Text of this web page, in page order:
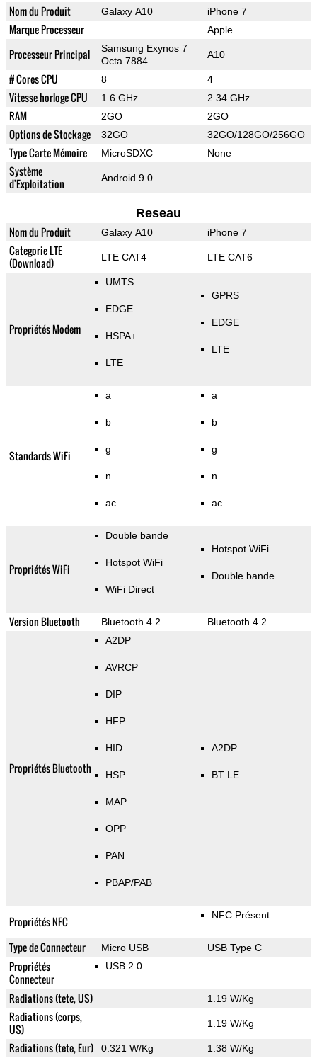
Nom du Produit Galaxy A10 iPhone 7
Marque Processeur Apple
Processeur Principal
Samsung Exynos 7
Octa 7884
A10
# Cores CPU 8 4
Vitesse horloge CPU 1.6 GHz 2.34 GHz
RAM 2GO 2GO
Options de Stockage 32GO 32GO/128GO/256GO
Type Carte Mémoire MicroSDXC None
Système
d'Exploitation
Android 9.0
Reseau
Nom du Produit Galaxy A10 iPhone 7
Categorie LTE
(Download)
LTE CAT4 LTE CAT6
Propriétés Modem
UMTS
EDGE
HSPA+
LTE
GPRS
EDGE
LTE
Standards WiFi
a
b
g
n
ac
a
b
g
n
ac
Propriétés WiFi
Double bande
Hotspot WiFi
WiFi Direct
Hotspot WiFi
Double bande
Version Bluetooth Bluetooth 4.2 Bluetooth 4.2
Propriétés Bluetooth
A2DP
AVRCP
DIP
HFP
HID
HSP
MAP
OPP
PAN
PBAP/PAB
A2DP
BT LE
Propriétés NFC NFC Présent
Type de Connecteur Micro USB USB Type C
Propriétés
Connecteur
USB 2.0
Radiations (tete, US) 1.19 W/Kg
Radiations (corps,
US)
1.19 W/Kg
Radiations (tete, Eur) 0.321 W/Kg 1.38 W/Kg